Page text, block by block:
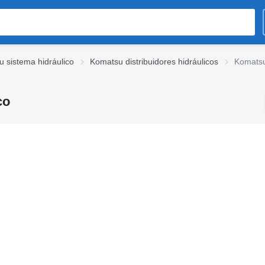
sistema hidráulico Komatsu distribuidores hidráulicos